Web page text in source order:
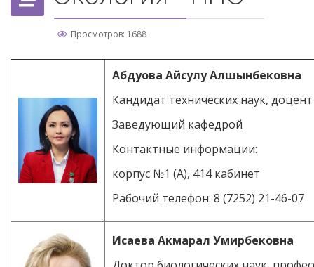
Просмотров: 1688
Абдуова Айсулу Алшынбековна
Кандидат технических наук, доцент
Заведующий кафедрой
Контактные информации:
корпус №1 (А), 414 кабинет
Рабочий телефон: 8 (7252) 21-46-07
Исаева Акмарал Умирбековна